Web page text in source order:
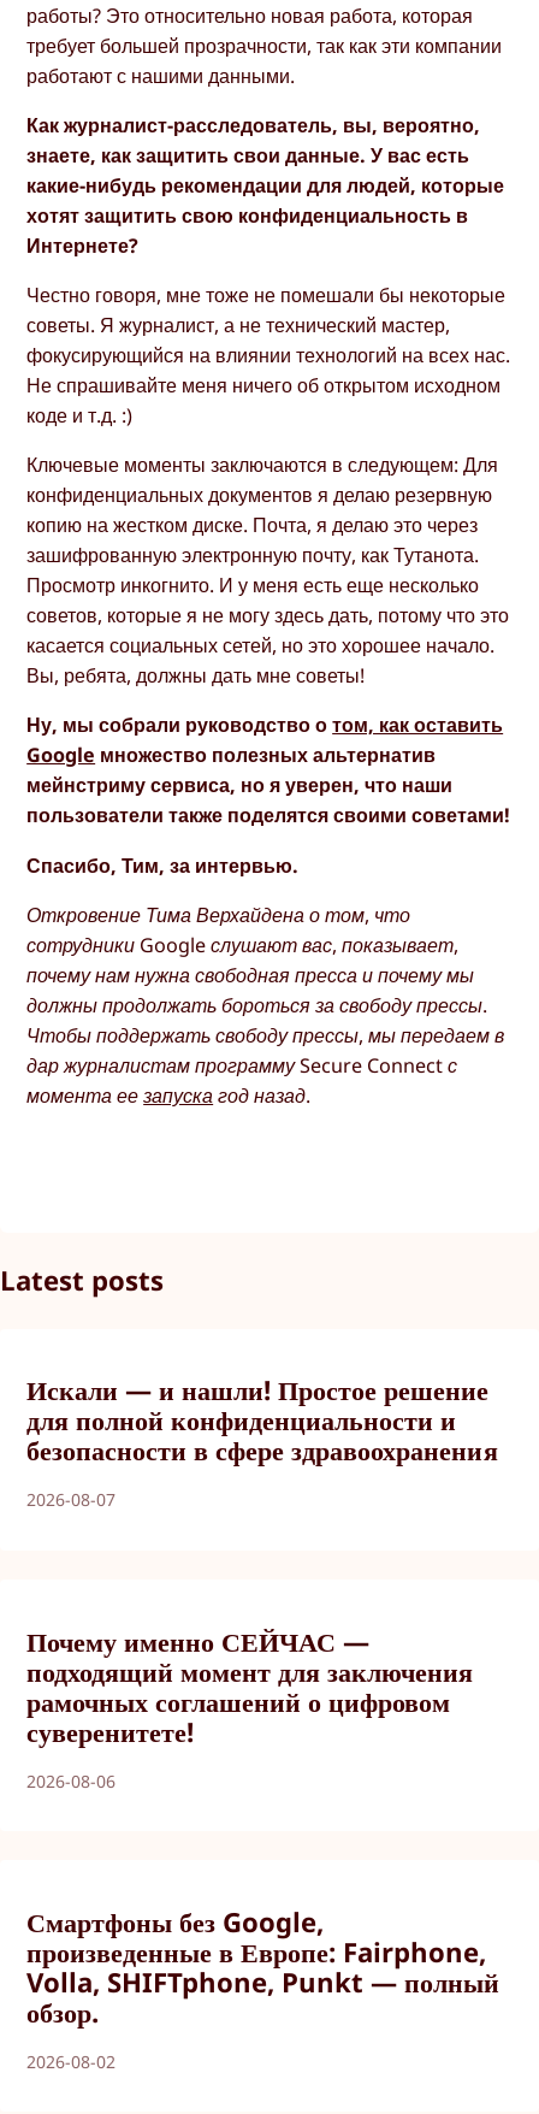
работы? Это относительно новая работа, которая
требует большей прозрачности, так как эти компании
работают с нашими данными.
Как журналист-расследователь, вы, вероятно,
знаете, как защитить свои данные. У вас есть
какие-нибудь рекомендации для людей, которые
хотят защитить свою конфиденциальность в
Интернете?
Честно говоря, мне тоже не помешали бы некоторые
советы. Я журналист, а не технический мастер,
фокусирующийся на влиянии технологий на всех нас.
Не спрашивайте меня ничего об открытом исходном
коде и т.д. :)
Ключевые моменты заключаются в следующем: Для
конфиденциальных документов я делаю резервную
копию на жестком диске. Почта, я делаю это через
зашифрованную электронную почту, как Тутанота.
Просмотр инкогнито. И у меня есть еще несколько
советов, которые я не могу здесь дать, потому что это
касается социальных сетей, но это хорошее начало.
Вы, ребята, должны дать мне советы!
Ну, мы собрали руководство отом, как оставить
Google множество полезных альтернатив
мейнстриму сервиса, но я уверен, что наши
пользователи также поделятся своими советами!
Спасибо, Тим, за интервью.
Откровение Тима Верхайдена о том, что
сотрудники Google слушают вас, показывает,
почему нам нужна свободная пресса и почему мы
должны продолжать бороться за свободу прессы.
Чтобы поддержать свободу прессы, мы передаем в
дар журналистам программу Secure Connect с
момента еезапускагод назад.
Latest posts
Искали — и нашли! Простое решение
для полной конфиденциальности и
безопасности в сфере здравоохранения
2026-08-07
Почему именно СЕЙЧАС —
подходящий момент для заключения
рамочных соглашений о цифровом
суверенитете!
2026-08-06
Смартфоны без Google,
произведенные в Европе: Fairphone,
Volla, SHIFTphone, Punkt — полный
обзор.
2026-08-02